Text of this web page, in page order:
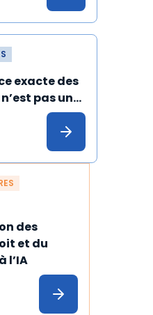
exacte des
pas une
de la
des
et du
l’IA